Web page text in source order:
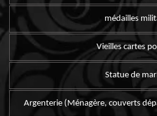
médailles
Vieilles cartes
Statue de
Argenterie (Ménagère, couverts